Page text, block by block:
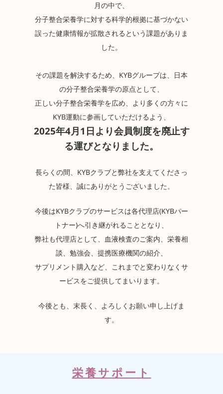
月の中で、
分子整合栄養学に対する科学的根拠に基づかない
誤った健康情報が拡散されるという課題がありま
した。
その課題を解決するため、KYBグループは、日本
の分子整合栄養学の原点として、
正しい分子整合栄養学を広め、より多くの方々に
KYB運動に参画していただけるよう、
2025年4月1日より会員制度を廃止す
る運びとなりました。
長らくの間、KYBクラブと弊社を支えてくださっ
た皆様、誠にありがとうございました。
今後はKYBクラブのサービスは各代理店(KYBパー
トナー)へ引き継がれることとなり、
弊社も代理店として、血液検査のご案内、栄養相
談、勉強会、提携医療機関の紹介、
サプリメント購入など、これまでと変わりなくサ
ービスをご提供してまいります。
今後とも、末長く、よろしくお願い申し上げま
す。
栄養サポート